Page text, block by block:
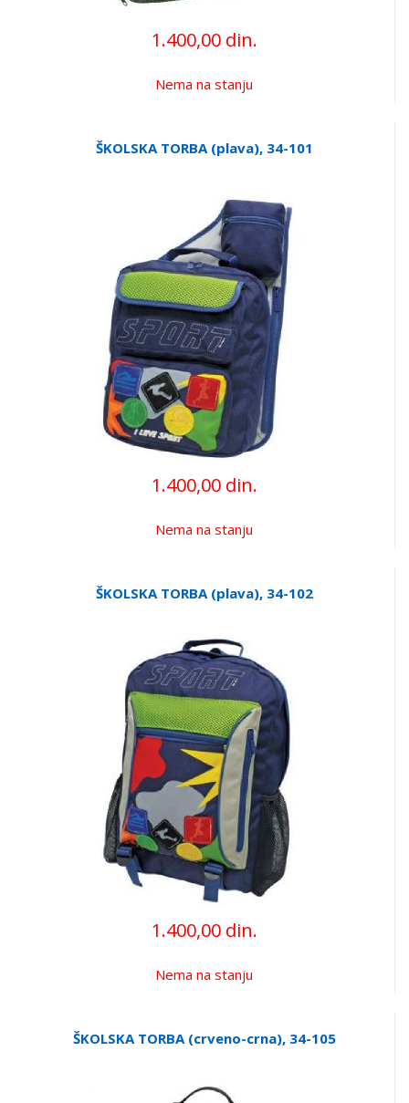
1.400,00 din.
Nema na stanju
ŠKOLSKA TORBA (plava), 34-101
1.400,00 din.
Nema na stanju
ŠKOLSKA TORBA (plava), 34-102
1.400,00 din.
Nema na stanju
ŠKOLSKA TORBA (crveno-crna), 34-105